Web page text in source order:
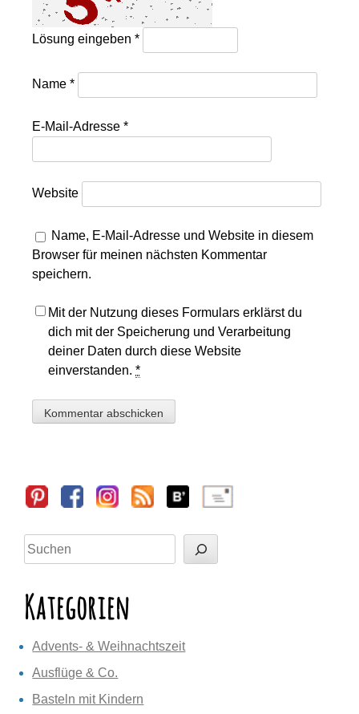
Lösung eingeben*
Name*
E-Mail-Adresse*
Website
Name, E-Mail-Adresse und Website in diesem
Browser für meinen nächsten Kommentar
speichern.
Mit der Nutzung dieses Formulars erklärst du
dich mit der Speicherung und Verarbeitung
deiner Daten durch diese Website
einverstanden.*
Sidebar
Suchen
Kategorien
Advents- & Weihnachtszeit
Ausflüge & Co.
Basteln mit Kindern